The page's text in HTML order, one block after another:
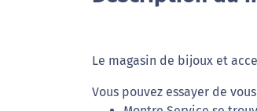
Le magasin de bijoux et
Vous pouvez essayer de